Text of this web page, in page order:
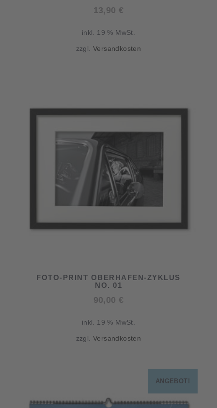
13,90 €
inkl. 19 % MwSt.
zzgl.Versandkosten
FOTO-PRINT OBERHAFEN-ZYKLUS
NO. 01
90,00 €
inkl. 19 % MwSt.
zzgl.Versandkosten
ANGEBOT!